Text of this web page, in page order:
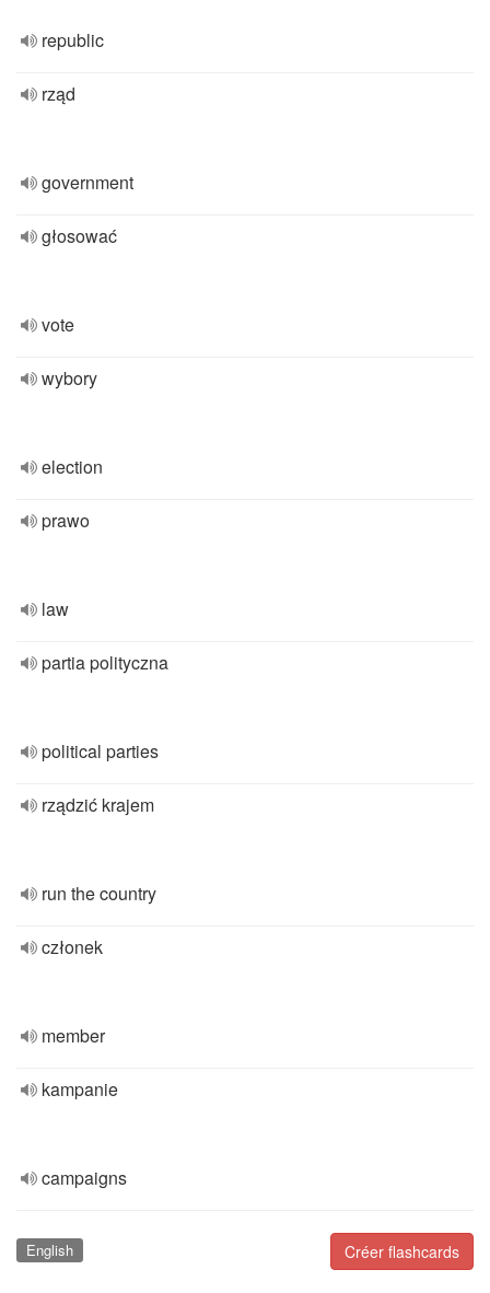
republic
rząd
government
głosować
vote
wybory
election
prawo
law
partia polityczna
political parties
rządzić krajem
run the country
członek
member
kampanie
campaigns
Créer flashcards
English